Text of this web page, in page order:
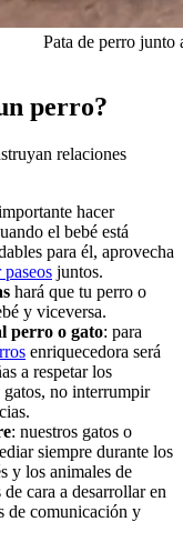
Pata de perro junto
perro?
relaciones
hacer
el bebé está
para él, aprovecha
paseos juntos.
hará que tu perro o
y viceversa.
perro o gato: para
enriquecedora será
a respetar los
gatos, no interrumpir
: nuestros gatos o
siempre durante los
y los animales de
cara a desarrollar en
de comunicación y